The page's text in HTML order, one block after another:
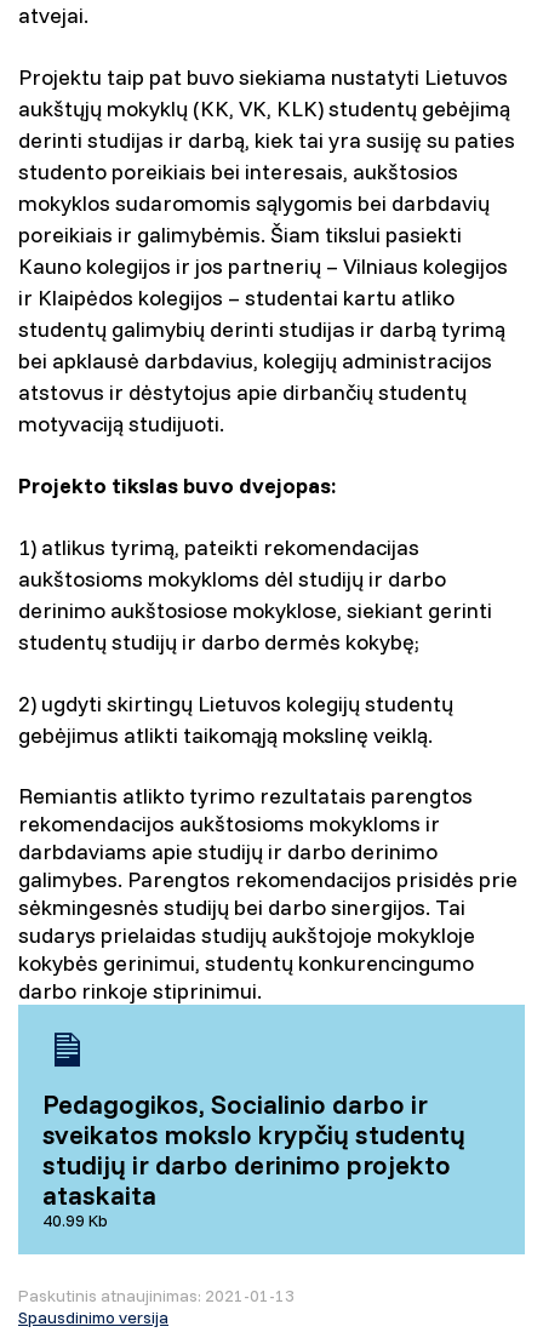
atvejai.
Projektu taip pat buvo siekiama nustatyti Lietuvos
aukštųjų mokyklų (KK, VK, KLK) studentų gebėjimą
derinti studijas ir darbą, kiek tai yra susiję su paties
studento poreikiais bei interesais, aukštosios
mokyklos sudaromomis sąlygomis bei darbdavių
poreikiais ir galimybėmis. Šiam tikslui pasiekti
Kauno kolegijos ir jos partnerių – Vilniaus kolegijos
ir Klaipėdos kolegijos – studentai kartu atliko
studentų galimybių derinti studijas ir darbą tyrimą
bei apklausė darbdavius, kolegijų administracijos
atstovus ir dėstytojus apie dirbančių studentų
motyvaciją studijuoti.
Projekto tikslas buvo dvejopas:
1) atlikus tyrimą, pateikti rekomendacijas
aukštosioms mokykloms dėl studijų ir darbo
derinimo aukštosiose mokyklose, siekiant gerinti
studentų studijų ir darbo dermės kokybę;
2) ugdyti skirtingų Lietuvos kolegijų studentų
gebėjimus atlikti taikomąją mokslinę veiklą.
Remiantis atlikto tyrimo rezultatais parengtos
rekomendacijos aukštosioms mokykloms ir
darbdaviams apie studijų ir darbo derinimo
galimybes. Parengtos rekomendacijos prisidės prie
sėkmingesnės studijų bei darbo sinergijos. Tai
sudarys prielaidas studijų aukštojoje mokykloje
kokybės gerinimui, studentų konkurencingumo
darbo rinkoje stiprinimui.
Pedagogikos, Socialinio darbo ir
sveikatos mokslo krypčių studentų
studijų ir darbo derinimo projekto
ataskaita
40.99 Kb
Paskutinis atnaujinimas: 2021-01-13
Spausdinimo versija